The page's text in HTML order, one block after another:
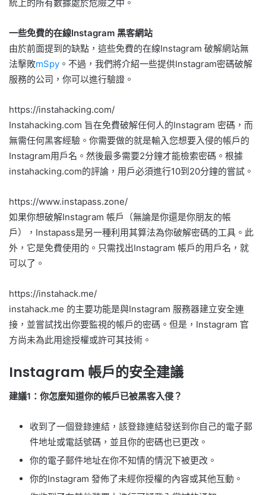
統上的所有數據處於危險之中。
一些免費的在線Instagram 黑客網站
由於前面提到的缺點，這些免費的在線Instagram 破解網站無
法擊敗mSpy 。不過，我們將介紹一些提供Instagram密碼破解
服務的公司，你可以進行驗證。
https://instahacking.com/
Instahacking.com 旨在免費破解任何人的Instagram 密碼，而
無需任何黑客經驗。你需要做的就是輸入您想要入侵的帳戶的
Instagram用戶名。然後最多需要2分鐘才能檢索密碼。根據
instahacking.com的評論，用戶必須進行10到20分鐘的嘗試。
https://www.instapass.zone/
如果你想破解Instagram 帳戶（無論是你還是你朋友的帳
戶），Instapass是另一種利用其算法為你破解密碼的工具。此
外，它是免費使用的。只需找出Instagram 帳戶的用戶名，就
可以了。
https://instahack.me/
instahack.me 的主要功能是與Instagram 服務器建立安全連
接，並嘗試找出你要監視的帳戶的密碼。但是，Instagram 官
方尚未為此用途授權或許可其技術。
Instagram 帳戶的安全建議
建議1：你怎麼知道你的帳戶已被黑客入侵？
收到了一個登錄連結，該登錄連結發送到你自己的電子郵
件地址或電話號碼，並且你的密碼也已更改。
你的電子郵件地址在你不知情的情況下被更改。
你的Instagram 發佈了未經你授權的內容或其他互動。